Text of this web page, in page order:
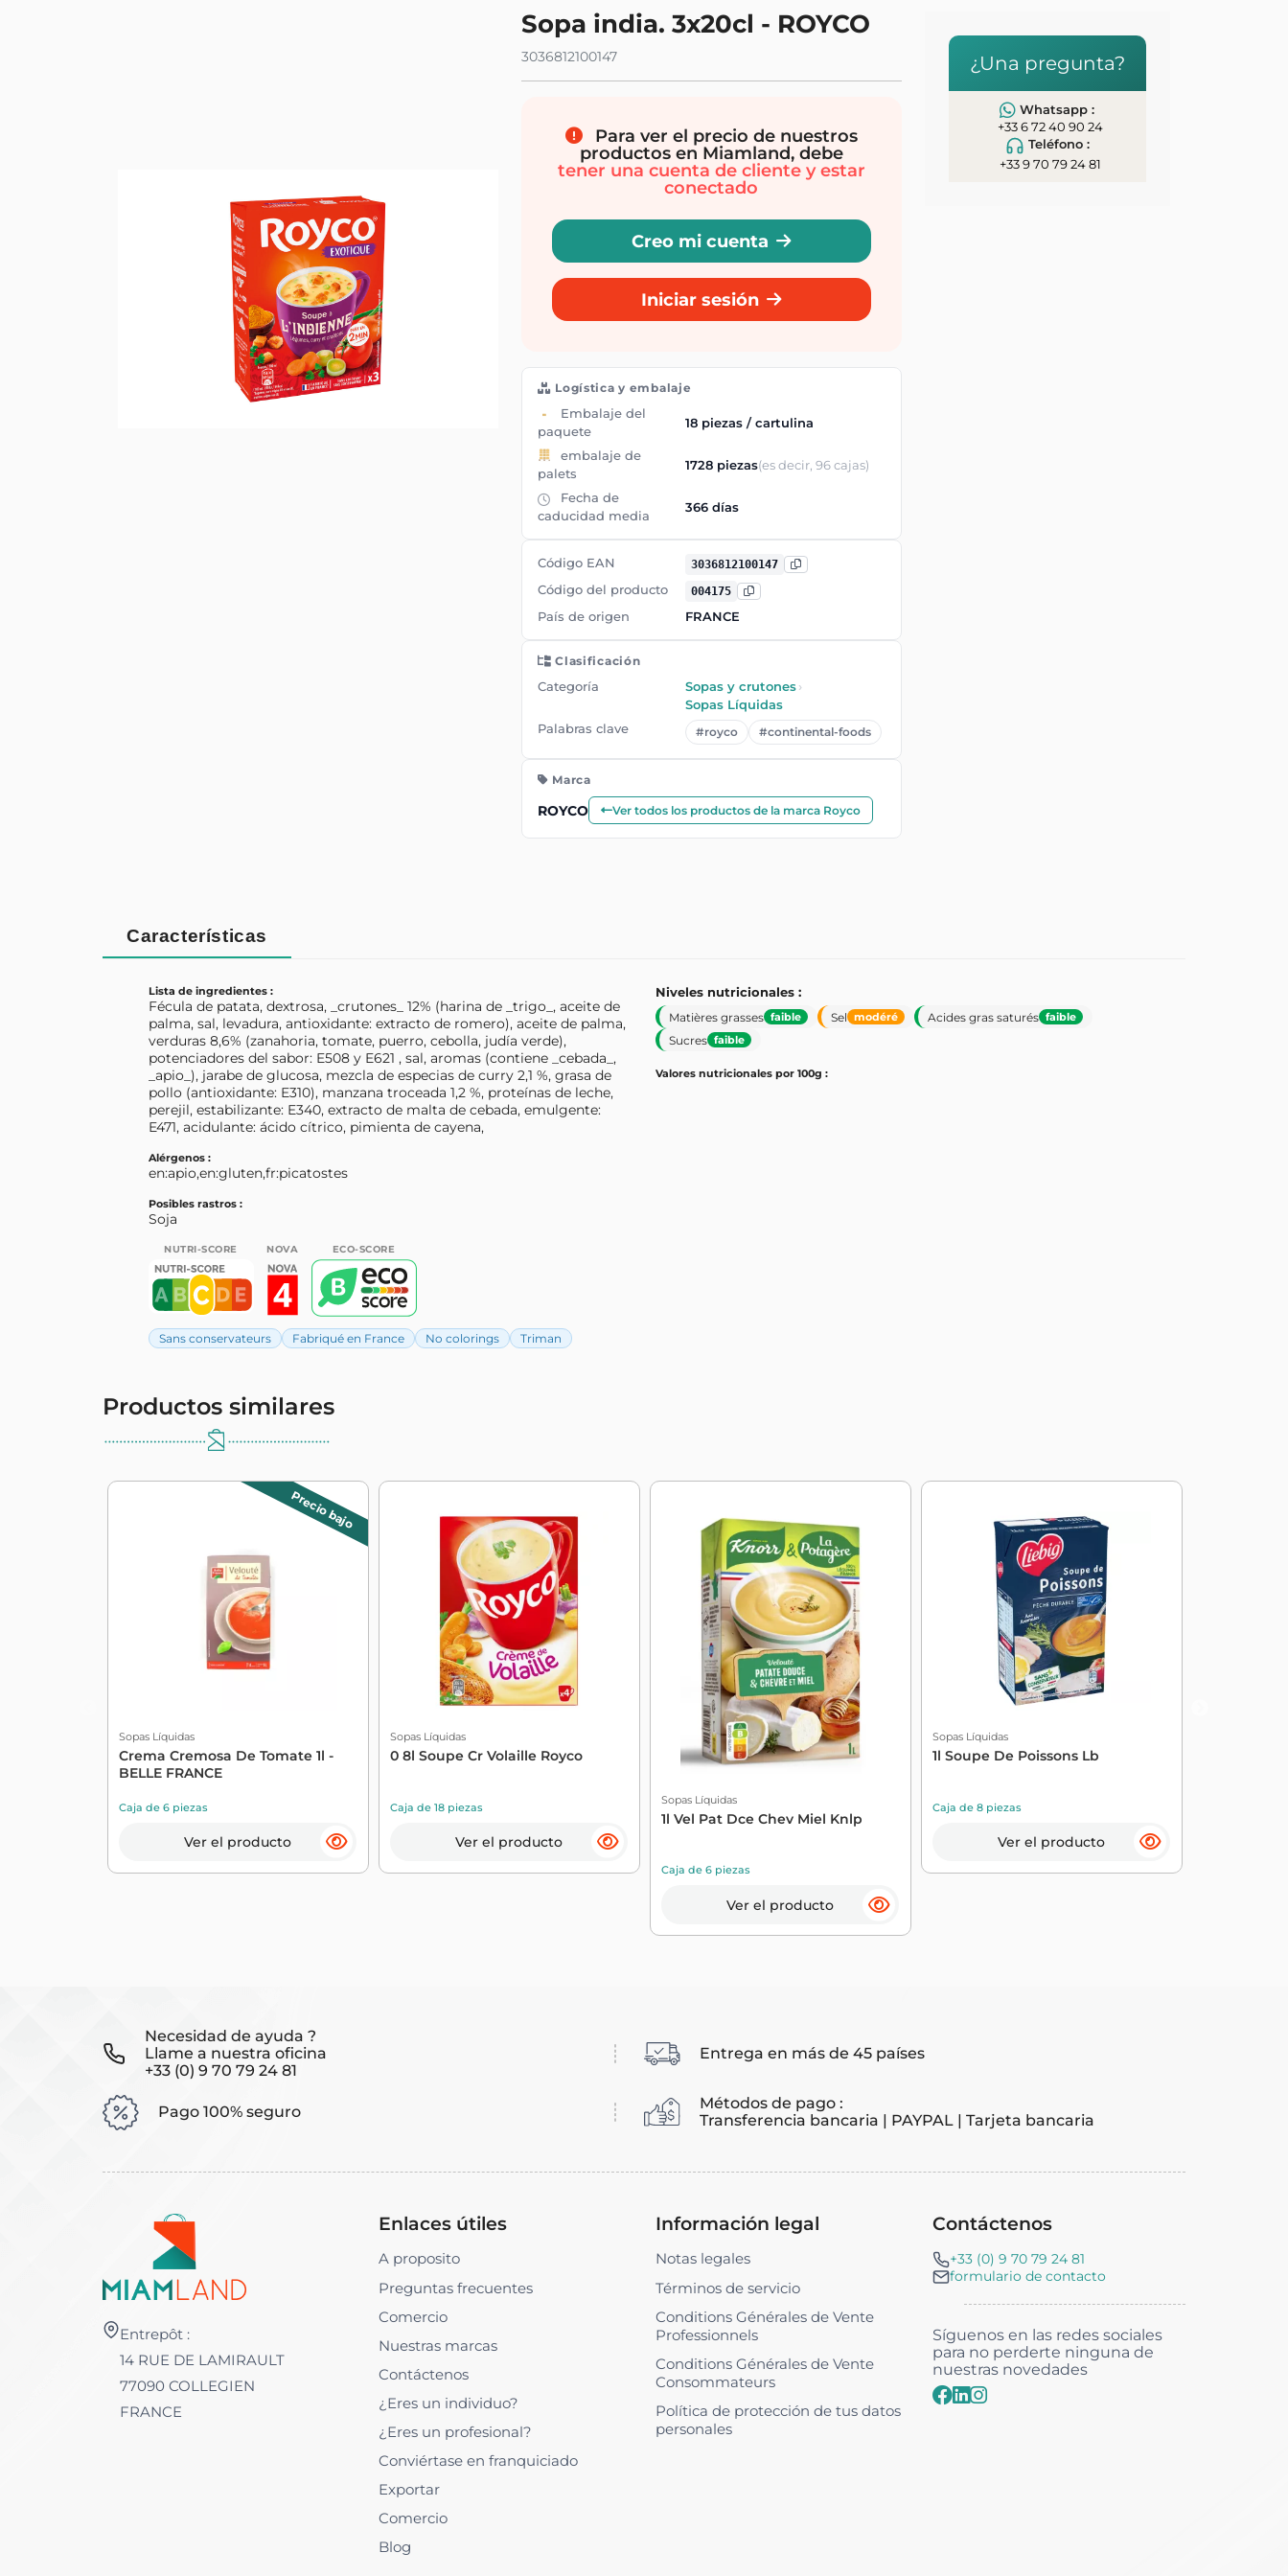
Sopa india. 3x20cl - ROYCO
3036812100147
Para ver el precio de nuestros
productos en Miamland, debe
tener una cuenta de cliente y estar
conectado
Creo mi cuenta
Iniciar sesión
Logística y embalaje
Embalaje del
paquete
18 piezas / cartulina
embalaje de
palets
1728 piezas(es decir, 96 cajas)
Fecha de
caducidad media
366 días
Código EAN 3036812100147
Código del producto 004175
País de origen FRANCE
Clasificación
Categoría Sopas y crutones ›
Sopas Líquidas
Palabras clave
#royco #continental-foods
Marca
ROYCO Ver todos los productos de la marca Royco
¿Una pregunta?
Whatsapp :
+33 6 72 40 90 24
Teléfono :
+33 9 70 79 24 81
Características
Lista de ingredientes :
Fécula de patata, dextrosa, _crutones_ 12% (harina de _trigo_, aceite de
palma, sal, levadura, antioxidante: extracto de romero), aceite de palma,
verduras 8,6% (zanahoria, tomate, puerro, cebolla, judía verde),
potenciadores del sabor: E508 y E621 , sal, aromas (contiene _cebada_,
_apio_), jarabe de glucosa, mezcla de especias de curry 2,1 %, grasa de
pollo (antioxidante: E310), manzana troceada 1,2 %, proteínas de leche,
perejil, estabilizante: E340, extracto de malta de cebada, emulgente:
E471, acidulante: ácido cítrico, pimienta de cayena,
Alérgenos :
en:apio,en:gluten,fr:picatostes
Posibles rastros :
Soja
NUTRI-SCORE NOVA ECO-SCORE
Sans conservateurs Fabriqué en France No colorings Triman
Niveles nutricionales :
Matières grasses faible Sel modéré Acides gras saturés faible
Sucres faible
Valores nutricionales por 100g :
Productos similares
Precio bajo
Sopas Líquidas
Crema Cremosa De Tomate 1l -
BELLE FRANCE
Caja de 6 piezas
Ver el producto
Sopas Líquidas
0 8l Soupe Cr Volaille Royco
Caja de 18 piezas
Ver el producto
Sopas Líquidas
1l Vel Pat Dce Chev Miel Knlp
Caja de 6 piezas
Ver el producto
Sopas Líquidas
1l Soupe De Poissons Lb
Caja de 8 piezas
Ver el producto
Necesidad de ayuda ?
Llame a nuestra oficina
+33 (0) 9 70 79 24 81
Entrega en más de 45 países
Pago 100% seguro
Métodos de pago :
Transferencia bancaria | PAYPAL | Tarjeta bancaria
Entrepôt :
14 RUE DE LAMIRAULT
77090 COLLEGIEN
FRANCE
Enlaces útiles
A proposito
Preguntas frecuentes
Comercio
Nuestras marcas
Contáctenos
¿Eres un individuo?
¿Eres un profesional?
Conviértase en franquiciado
Exportar
Comercio
Blog
Información legal
Notas legales
Términos de servicio
Conditions Générales de Vente
Professionnels
Conditions Générales de Vente
Consommateurs
Política de protección de tus datos
personales
Contáctenos
+33 (0) 9 70 79 24 81
formulario de contacto
Síguenos en las redes sociales
para no perderte ninguna de
nuestras novedades